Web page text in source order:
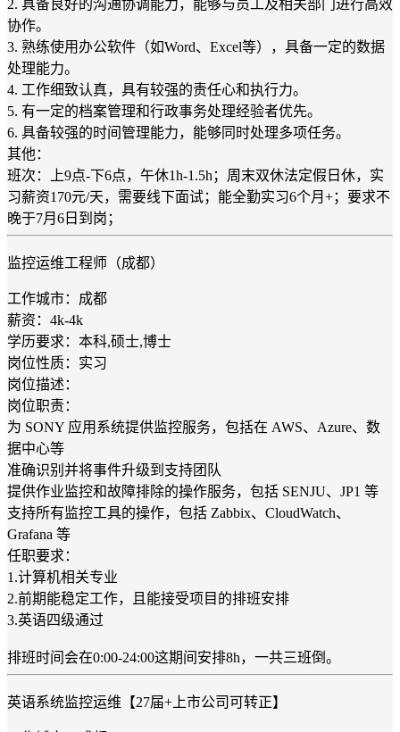
2. 具备良好的沟通协调能力，能够与员工及相关部门进行高效
协作。
3. 熟练使用办公软件（如Word、Excel等），具备一定的数据
处理能力。
4. 工作细致认真，具有较强的责任心和执行力。
5. 有一定的档案管理和行政事务处理经验者优先。
6. 具备较强的时间管理能力，能够同时处理多项任务。
其他：
班次：上9点-下6点，午休1h-1.5h；周末双休法定假日休，实
习薪资170元/天，需要线下面试；能全勤实习6个月+；要求不
晚于7月6日到岗；
监控运维工程师（成都）
工作城市：成都
薪资：4k-4k
学历要求：本科,硕士,博士
岗位性质：实习
岗位描述：
岗位职责：
为 SONY 应用系统提供监控服务，包括在 AWS、Azure、数
据中心等
准确识别并将事件升级到支持团队
提供作业监控和故障排除的操作服务，包括 SENJU、JP1 等
支持所有监控工具的操作，包括 Zabbix、CloudWatch、
Grafana 等
任职要求：
1.计算机相关专业
2.前期能稳定工作，且能接受项目的排班安排
3.英语四级通过
排班时间会在0:00-24:00这期间安排8h，一共三班倒。
英语系统监控运维【27届+上市公司可转正】